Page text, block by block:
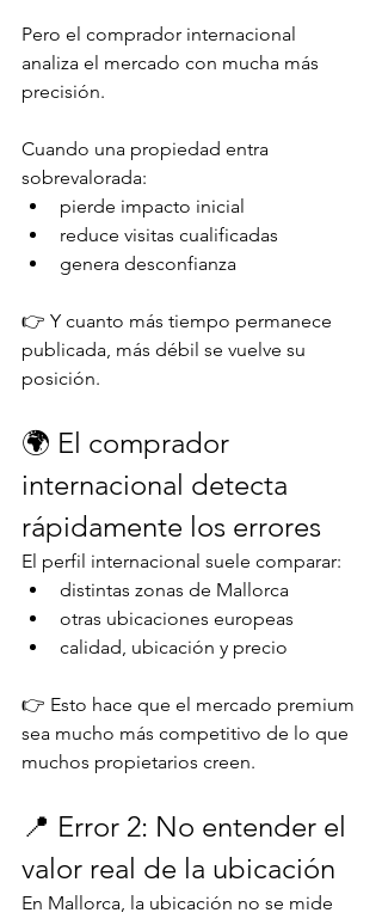
Pero el comprador internacional
analiza el mercado con mucha más
precisión.
Cuando una propiedad entra
sobrevalorada:
pierde impacto inicial
reduce visitas cualificadas
genera desconfianza
👉 Y cuanto más tiempo permanece
publicada, más débil se vuelve su
posición.
🌍 El comprador
internacional detecta
rápidamente los errores
El perfil internacional suele comparar:
distintas zonas de Mallorca
otras ubicaciones europeas
calidad, ubicación y precio
👉 Esto hace que el mercado premium
sea mucho más competitivo de lo que
muchos propietarios creen.
📍 Error 2: No entender el
valor real de la ubicación
En Mallorca, la ubicación no se mide